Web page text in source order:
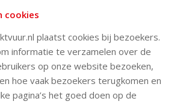
cookies
plaatst cookies bij bezoekers.
informatie te verzamelen over de
op onze website bezoeken,
hoe vaak bezoekers terugkomen en
pagina’s het goed doen op de